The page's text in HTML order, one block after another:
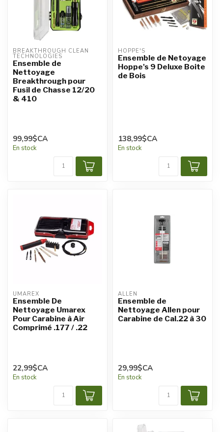
BREAKTHROUGH CLEAN
TECHNOLOGIES
Ensemble de
Nettoyage
Breakthrough pour
Fusil de Chasse 12/20
& 410
99,99$CA
En stock
HOPPE'S
Ensemble de Netoyage
Hoppe's 9 Deluxe Boite
de Bois
138,99$CA
En stock
UMAREX
Ensemble De
Nettoyage Umarex
Pour Carabine à Air
Comprimé .177 / .22
22,99$CA
En stock
ALLEN
Ensemble de
Nettoyage Allen pour
Carabine de Cal.22 à 30
29,99$CA
En stock